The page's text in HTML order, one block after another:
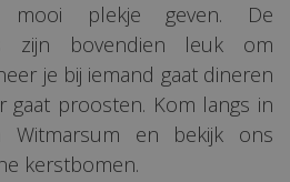
plekje geven. De
zijn bovendien leuk om
je bij iemand gaat dineren
gaat proosten. Kom langs in
en bekijk ons
kerstbomen.